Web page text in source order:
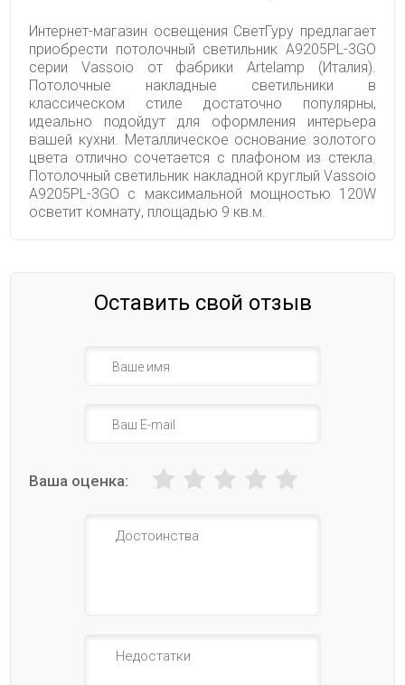
Интернет-магазин освещения СветГуру предлагает
приобрести потолочный светильник A9205PL-3GO
серии Vassoio от фабрики Artelamp (Италия).
Потолочные накладные светильники в
классическом стиле достаточно популярны,
идеально подойдут для оформления интерьера
вашей кухни. Металлическое основание золотого
цвета отлично сочетается с плафоном из стекла.
Потолочный светильник накладной круглый Vassoio
A9205PL-3GO с максимальной мощностью 120W
осветит комнату, площадью 9 кв.м.
Оставить свой отзыв
Ваша оценка: